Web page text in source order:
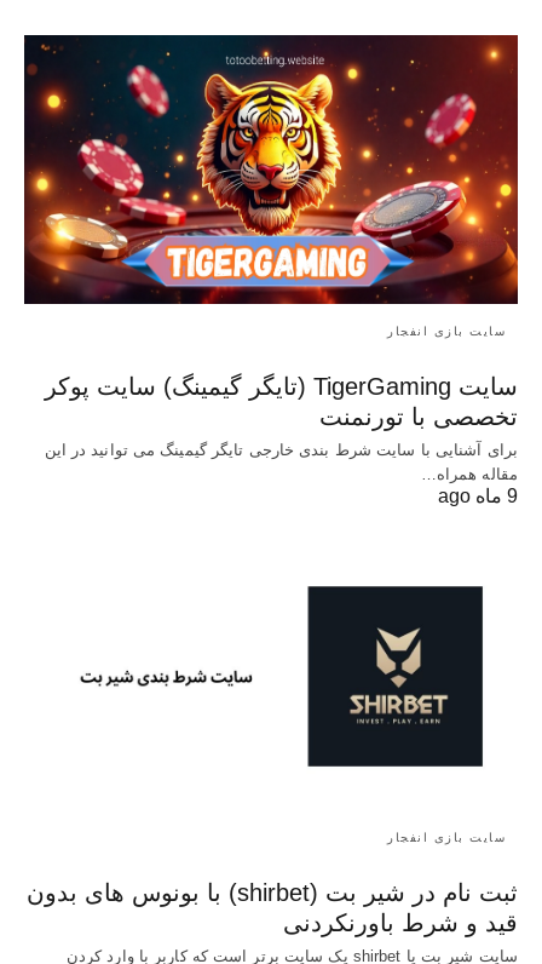
سایت بازی انفجار
سایت TigerGaming (تایگر گیمینگ) سایت پوکر
تخصصی با تورنمنت
برای آشنایی با سایت شرط بندی خارجی تایگر گیمینگ می توانید در این
مقاله همراه…
9 ماه ago
سایت بازی انفجار
ثبت نام در شیر بت (shirbet) با بونوس های بدون
قید و شرط باورنکردنی
سایت شیر بت یا shirbet یک سایت برتر است که کاربر با وارد کردن